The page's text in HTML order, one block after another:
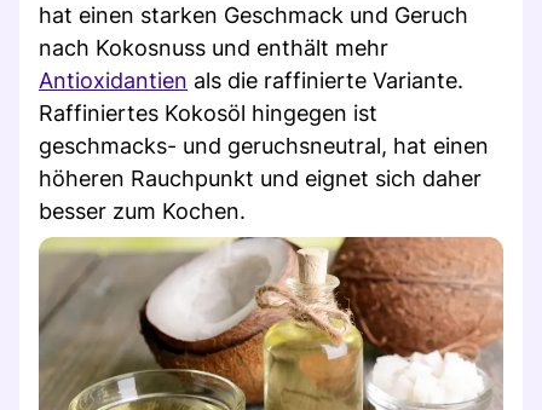
hat einen starken Geschmack und Geruch
nach Kokosnuss und enthält mehr
Antioxidantien als die raffinierte Variante.
Raffiniertes Kokosöl hingegen ist
geschmacks- und geruchsneutral, hat einen
höheren Rauchpunkt und eignet sich daher
besser zum Kochen.